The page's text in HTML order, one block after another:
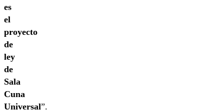
es
el
proyecto
de
ley
de
Sala
Cuna
Universal”.